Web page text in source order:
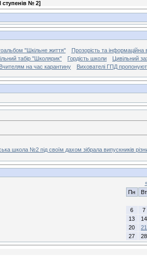
ступенів № 2]
"Шкільне життя"
Прозорість та інформаційна
табір "Школярик" Гордість школи
Цивільний
Вчителям на час карантину
Вихователі ГПД
школа №2 під своїм дахом зібрала випускників
Пн
Вт
6
7
13
14
20
21
27
28